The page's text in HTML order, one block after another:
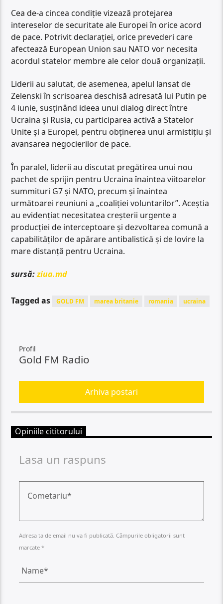
Cea de-a cincea condiție vizează protejarea
intereselor de securitate ale Europei în orice acord
de pace. Potrivit declarației, orice prevederi care
afectează European Union sau NATO vor necesita
acordul statelor membre ale celor două organizații.
Liderii au salutat, de asemenea, apelul lansat de
Zelenski în scrisoarea deschisă adresată lui Putin pe
4 iunie, susținând ideea unui dialog direct între
Ucraina și Rusia, cu participarea activă a Statelor
Unite și a Europei, pentru obținerea unui armistițiu și
avansarea negocierilor de pace.
În paralel, liderii au discutat pregătirea unui nou
pachet de sprijin pentru Ucraina înaintea viitoarelor
summituri G7 și NATO, precum și înaintea
următoarei reuniuni a „coaliției voluntarilor”. Aceștia
au evidențiat necesitatea creșterii urgente a
producției de interceptoare și dezvoltarea comună a
capabilităților de apărare antibalistică și de lovire la
mare distanță pentru Ucraina.
sursă:ziua.md
Tagged as GOLD FM marea britanie romania ucraina
Profil
Gold FM Radio
Arhiva postari
Opiniile cititorului
Lasa un raspuns
Adresa ta de email nu va fi publicată. Câmpurile obligatorii sunt
marcate *